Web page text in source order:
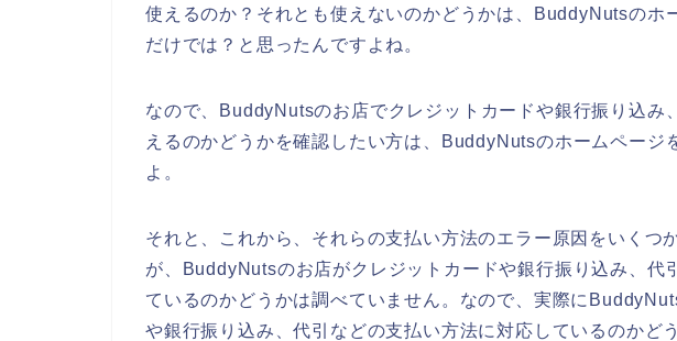
使えるのか？それとも使えないのかどうかは、BuddyNutsのホ
だけでは？と思ったんですよね。
なので、BuddyNutsのお店でクレジットカードや銀行振り込み
えるのかどうかを確認したい方は、BuddyNutsのホームページ
よ。
それと、これから、それらの支払い方法のエラー原因をいくつ
が、BuddyNutsのお店がクレジットカードや銀行振り込み、代
ているのかどうかは調べていません。なので、実際に
や銀行振り込み、代引などの支払い方法に対応しているのかど